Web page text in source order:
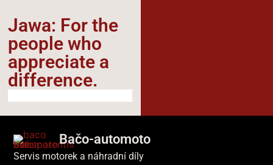
Jawa: For the
people who
appreciate a
difference.​
Bačo-automoto
Servis motorek a náhradní díly